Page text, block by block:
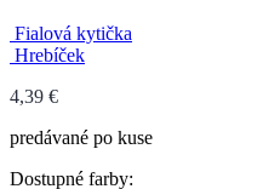
Fialová kytička
Hrebíček
4,39 €
predávané po kuse
Dostupné farby: